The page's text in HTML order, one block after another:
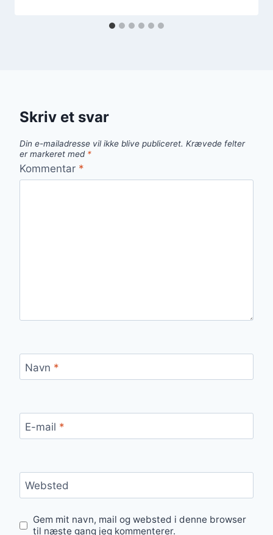
Skriv et svar
Din e-mailadresse vil ikke blive publiceret. Krævede felter
er markeret med *
Kommentar *
Navn *
E-mail *
Websted
Gem mit navn, mail og websted i denne browser
til næste gang jeg kommenterer.